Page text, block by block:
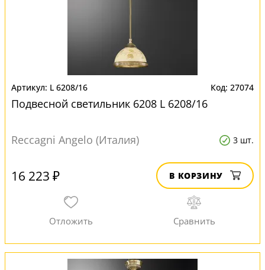
L 6208/16 27074
Подвесной светильник 6208 L 6208/16
Reccagni Angelo (Италия) 3 шт.
16 223 ₽ В КОРЗИНУ